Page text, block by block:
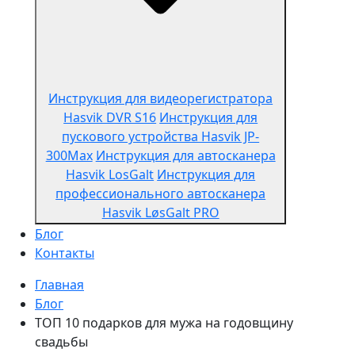
Инструкция для видеорегистратора
Hasvik DVR S16 Инструкция для
пускового устройства Hasvik JP-
300Max Инструкция для автосканера
Hasvik LosGalt Инструкция для
профессионального автосканера
Hasvik LøsGalt PRO
Блог
Контакты
Главная
Блог
ТОП 10 подарков для мужа на годовщину
свадьбы